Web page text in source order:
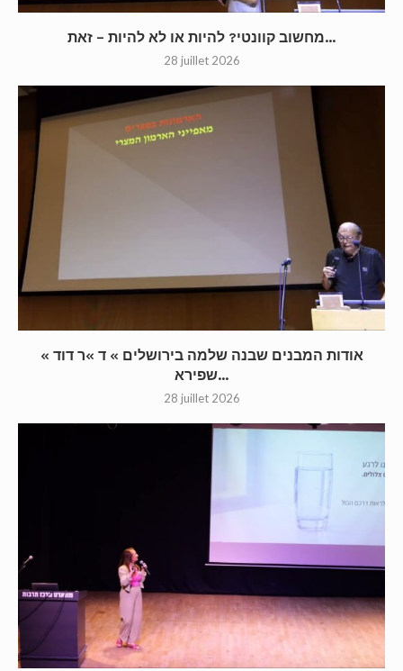
מחשוב קוונטי? להיות או לא להיות – זאת...
28 juillet 2026
« אודות המבנים שבנה שלמה בירושלים » ד »ר דוד
שפירא...
28 juillet 2026